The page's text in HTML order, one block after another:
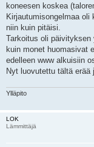
t
i
koneesen koskea
Kirjautumisongelmaa oli
niin kuin pitäisi.
Tarkoitus oli
kuin monet huomasivat
edelleen www alkuisiin
Nyt luovutettu tältä erää
Ylläpito
LOK
Lämmittäjä